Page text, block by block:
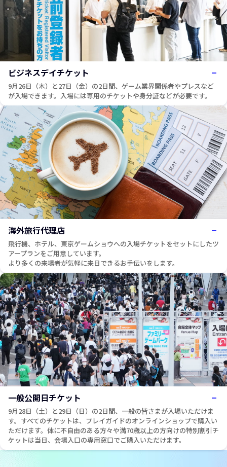
ビジネスデイチケット
9月26日（木）と27日（金）の2日間、ゲーム業界関係者やプレスなど
が入場できます。入場には専用のチケットや身分証などが必要です。
海外旅行代理店
飛行機、ホテル、東京ゲームショウへの入場チケットをセットにしたツ
アープランをご用意しています。​
より多くの来場者が気軽に来日できるお手伝いをします。​
一般公開日チケット
9月28日（土）と29日（日）の2日間、一般の皆さまが入場いただけま
す。すべてのチケットは、プレイガイドのオンラインショップで購入い
ただけます。体に不自由のある方々や満70歳以上の方向けの特別割引チ
ケットは当日、会場入口の専用窓口でご購入いただけます。